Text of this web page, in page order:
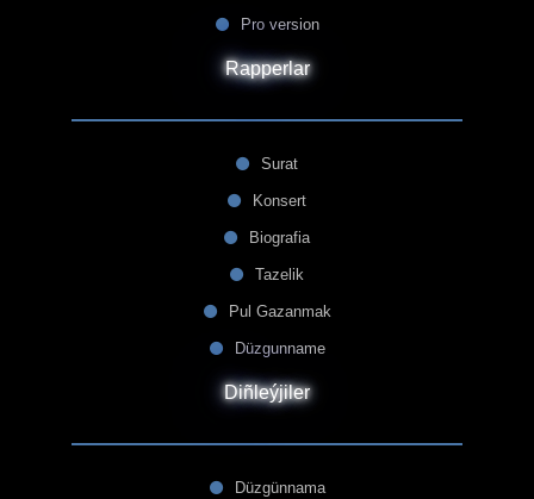
Pro version
Rapperlar
Surat
Konsert
Biografia
Tazelik
Pul Gazanmak
Düzgunname
Diñleýjiler
Düzgünnama